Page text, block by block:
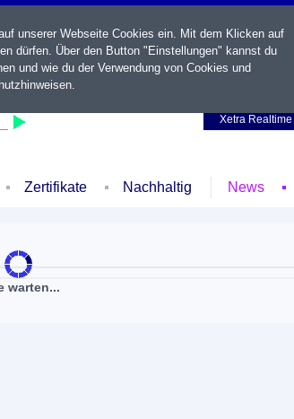
Xetra Realtime
Zertifikate Nachhaltig News
warten...
unserer Webseite Cookies ein. Mit dem Klicken auf
dürfen. Über den Button "Einstellungen" kannst du
und wie du der Verwendung von Cookies und
.